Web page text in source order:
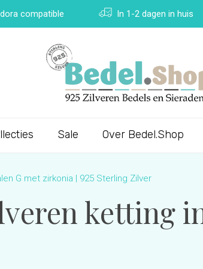
compatible In 1-2 dagen in huis
Sale Over Bedel.Shop
G met zirkonia | 925 Sterling Zilver
ketting